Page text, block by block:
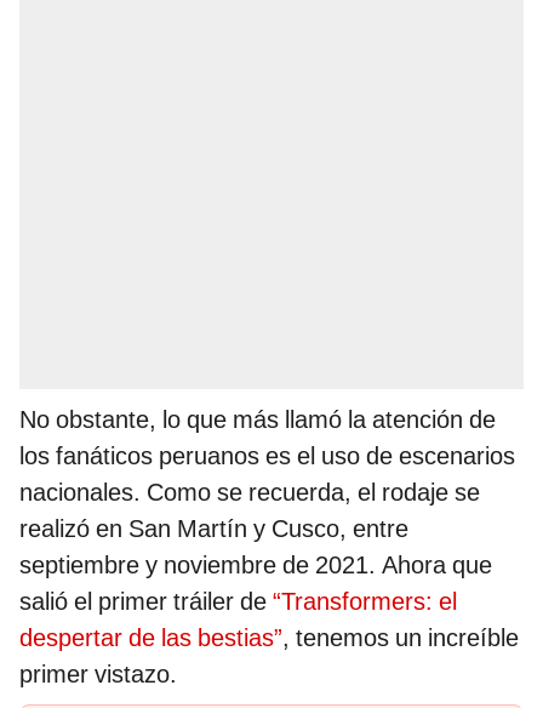
No obstante, lo que más llamó la atención de
los fanáticos peruanos es el uso de escenarios
nacionales. Como se recuerda, el rodaje se
realizó en San Martín y Cusco, entre
septiembre y noviembre de 2021. Ahora que
salió el primer tráiler de “Transformers: el
despertar de las bestias”, tenemos un increíble
primer vistazo.